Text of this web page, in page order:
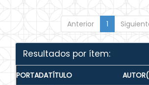
Anterior 1
Resultados por ítem:
PORTADATÍTULO